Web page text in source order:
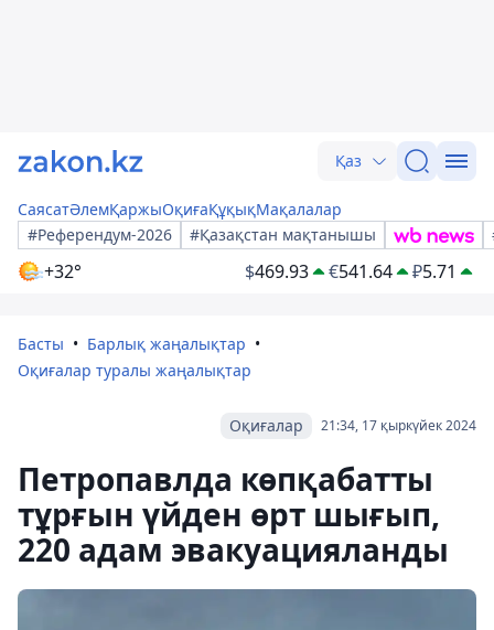
Қаз
СаясатӘлемҚаржыОқиғаҚұқықМақалалар
#Референдум-2026
#Қазақстан мақтанышы
+32° $469.93 €541.64 ₽5.71
Басты
Барлық жаңалықтар
Оқиғалар туралы жаңалықтар
21:34, 17 қыркүйек 2024
Оқиғалар
Петропавлда көпқабатты
тұрғын үйден өрт шығып,
220 адам эвакуацияланды